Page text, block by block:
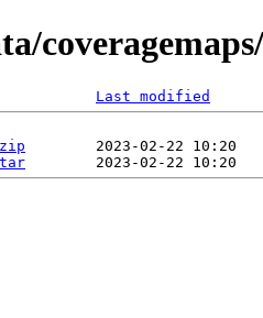
Last modified
2023-02-22 10:20